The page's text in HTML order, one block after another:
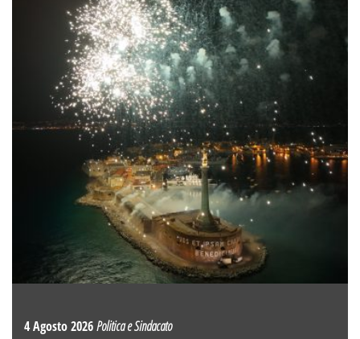
4 Agosto 2026Politica e Sindacato